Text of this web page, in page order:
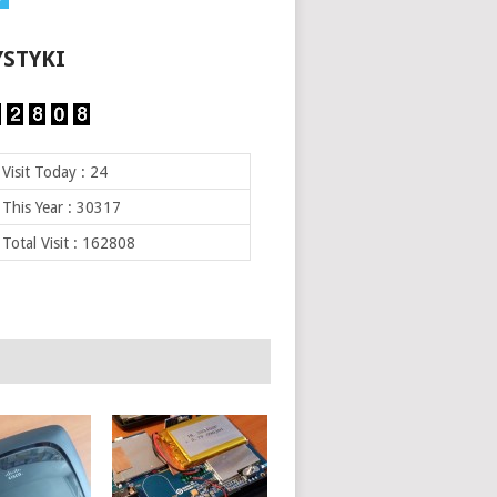
Today : 24
Year : 30317
Visit : 162808